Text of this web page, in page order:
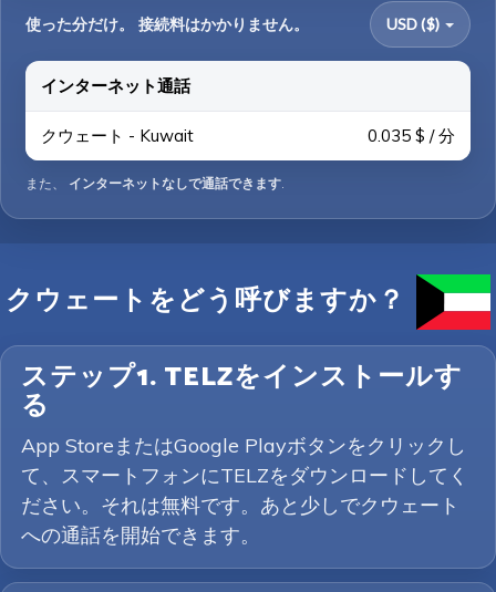
使った分だけ。 接続料はかかりません。 USD ($)
インターネット通話
クウェート - Kuwait 0.035 $ / 分
また、 インターネットなしで通話できます.
クウェートをどう呼びますか？
ステップ1. TELZをインストールす
る
App StoreまたはGoogle Playボタンをクリックし
て、スマートフォンにTELZをダウンロードしてく
ださい。それは無料です。あと少しでクウェート
への通話を開始できます。